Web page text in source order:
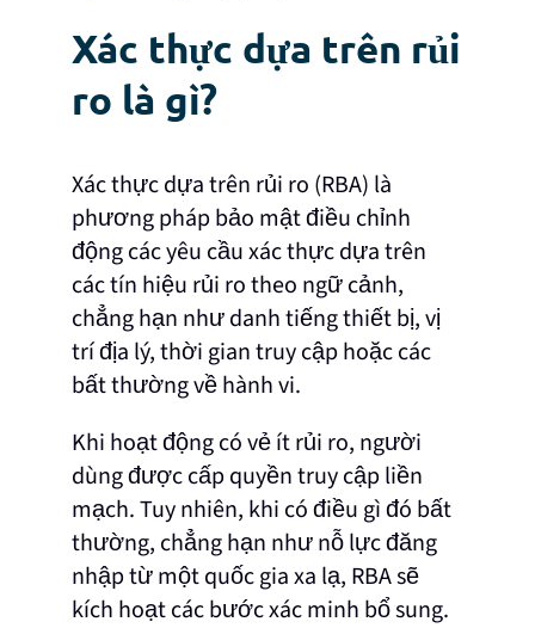
Xác thực dựa trên rủi
ro là gì?
Xác thực dựa trên rủi ro (RBA) là
phương pháp bảo mật điều chỉnh
động các yêu cầu xác thực dựa trên
các tín hiệu rủi ro theo ngữ cảnh,
chẳng hạn như danh tiếng thiết bị, vị
trí địa lý, thời gian truy cập hoặc các
bất thường về hành vi.
Khi hoạt động có vẻ ít rủi ro, người
dùng được cấp quyền truy cập liền
mạch. Tuy nhiên, khi có điều gì đó bất
thường, chẳng hạn như nỗ lực đăng
nhập từ một quốc gia xa lạ, RBA sẽ
kích hoạt các bước xác minh bổ sung.